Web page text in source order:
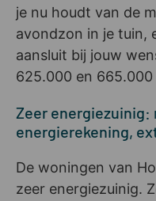
je nu houdt van de
avondzon in je tuin,
aansluit bij jouw
625.000 en
Zeer
energierekening,
De woningen van
zeer energiezuinig.